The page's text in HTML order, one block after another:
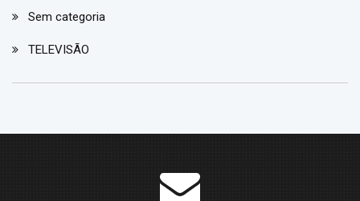
Sem categoria
TELEVISÃO